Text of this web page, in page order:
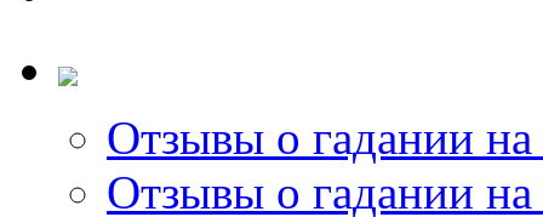
Отзывы о гадании на
Отзывы о гадании на